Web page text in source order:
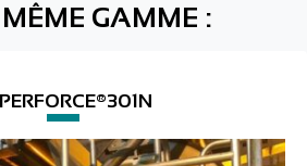
GAMME :